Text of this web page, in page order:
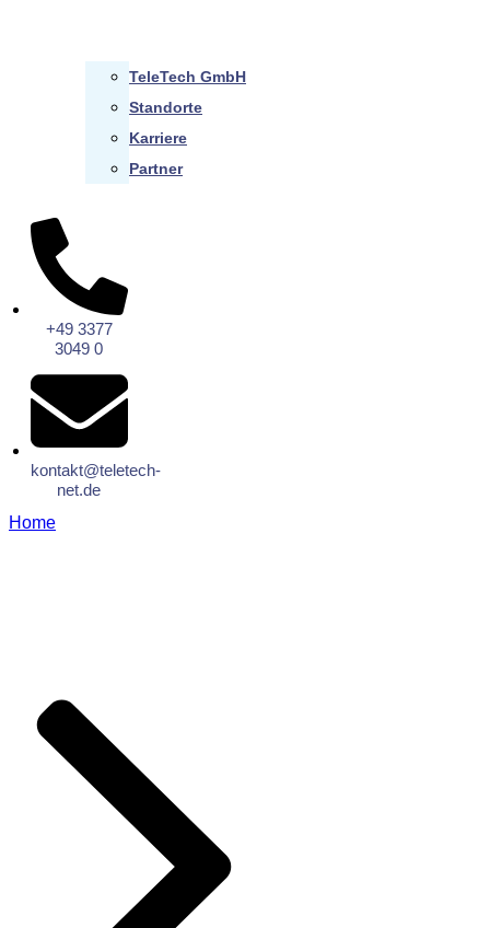
TeleTech GmbH
Standorte
Karriere
Partner
+49 3377
3049 0
kontakt@teletech-
net.de
Home